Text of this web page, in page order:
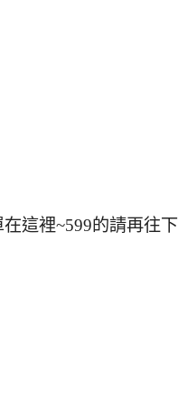
這裡~599的請再往